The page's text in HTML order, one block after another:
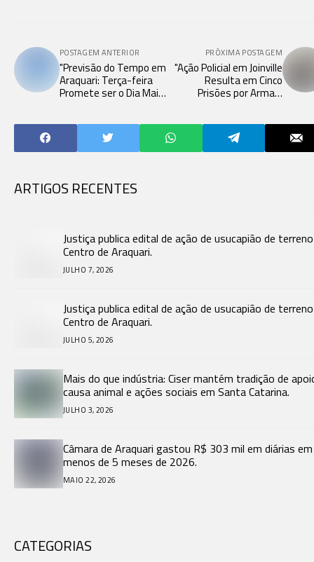
POSTAGEM ANTERIOR
"Previsão do Tempo em
Araquari: Terça-feira
Promete ser o Dia Mais
PRÓXIMA POSTAGEM
"Ação Policial em Joinville
Resulta em Cinco
Prisões por Armas,
ARTIGOS RECENTES
Justiça publica edital de ação de usucapião de
Centro de Araquari.
JULHO 7, 2026
Justiça publica edital de ação de usucapião de
Centro de Araquari.
JULHO 5, 2026
Mais do que indústria: Ciser mantém tradição de
causa animal e ações sociais em Santa Catarina.
JULHO 3, 2026
Câmara de Araquari gastou R$ 303 mil em diárias em
menos de 5 meses de 2026.
MAIO 22, 2026
CATEGORIAS